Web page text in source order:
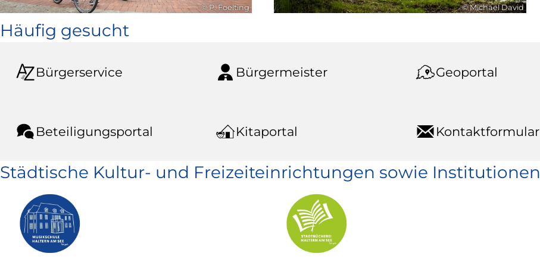
© P. Foelting © Michael David
Häufig gesucht
Bürgerservice Bürgermeister Geoportal
Beteiligungsportal Kitaportal Kontaktformular
Städtische Kultur- und Freizeiteinrichtungen sowie Institutionen